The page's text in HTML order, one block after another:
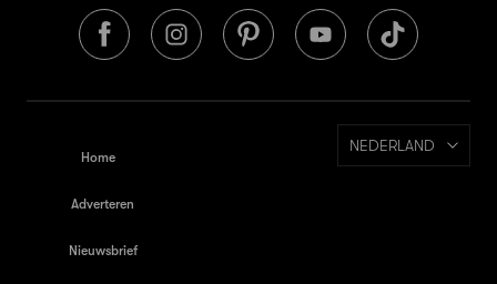
Home
Adverteren
Nieuwsbrief
NEDERLAND